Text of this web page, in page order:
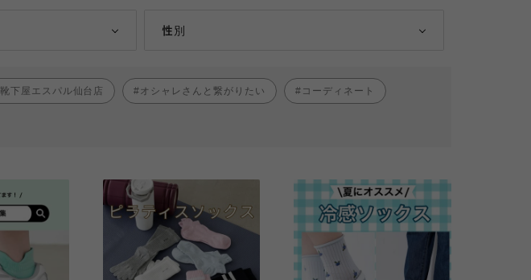
性別
女性
靴下屋エスパル仙台店 オシャレさんと繋がりたい コーディネート